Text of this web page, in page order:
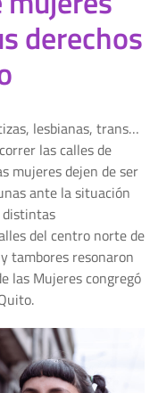
derechos
lesbianas, trans…
las calles de
mujeres dejen de ser
ante la situación
distintas
del centro norte de
tambores resonaron
las Mujeres congregó